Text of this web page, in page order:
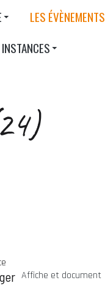
LES ÉVÈNEMENTS
Affiche et document